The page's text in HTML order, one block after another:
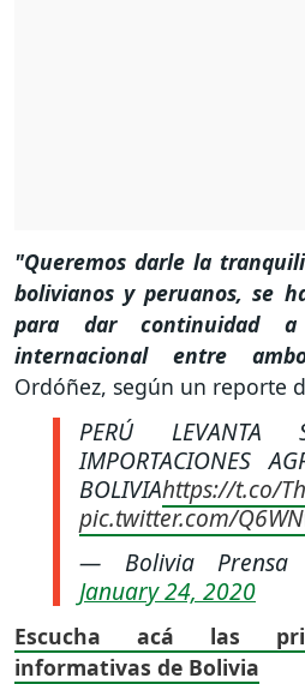
"Queremos darle la
bolivianos y peruanos, se
para dar continuidad
internacional entre
Ordóñez, según un reporte
PERÚ LEVANTA
IMPORTACIONES
BOLIVIAhttps://t.co/
pic.twitter.com/
— Bolivia Prensa
January 24, 2020
Escucha acá las
informativas de Bolivia